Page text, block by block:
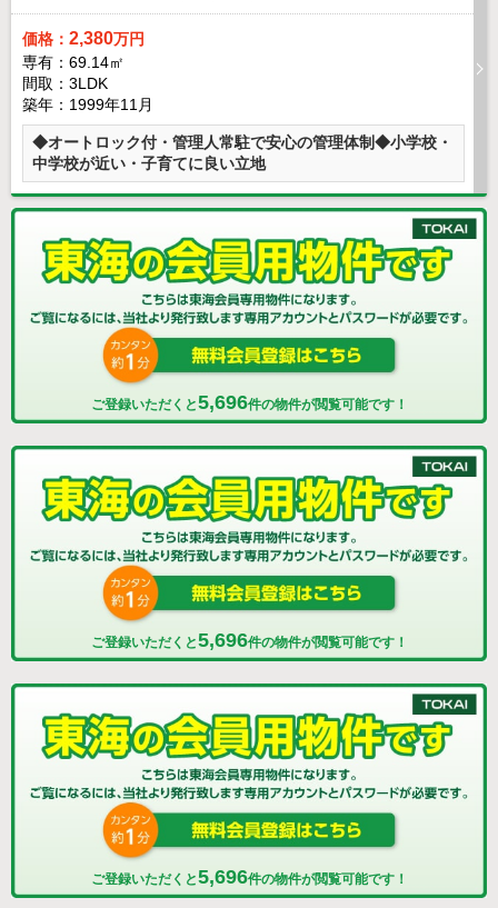
価格： 2,380万円
専有：69.14㎡
間取：3LDK
築年：1999年11月
◆オートロック付・管理人常駐で安心の管理体制◆小学校・
中学校が近い・子育てに良い立地
ご登録いただくと5,696件の物件が閲覧可能です！
ご登録いただくと5,696件の物件が閲覧可能です！
ご登録いただくと5,696件の物件が閲覧可能です！